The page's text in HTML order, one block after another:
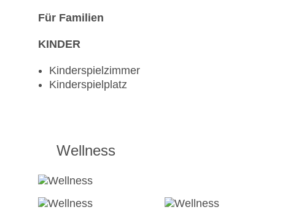
Für Familien
KINDER
Kinderspielzimmer
Kinderspielplatz
Wellness